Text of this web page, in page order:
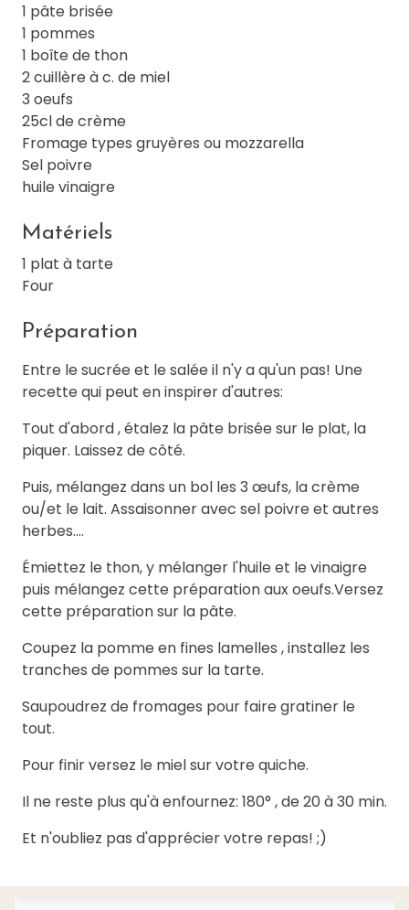
1 pâte brisée
1 pommes
1 boîte de thon
2 cuillère à c. de miel
3 oeufs
25cl de crème
Fromage types gruyères ou mozzarella
Sel poivre
huile vinaigre
Matériels
1 plat à tarte
Four
Préparation
Entre le sucrée et le salée il n'y a qu'un pas! Une
recette qui peut en inspirer d'autres:
Tout d'abord , étalez la pâte brisée sur le plat, la
piquer. Laissez de côté.
Puis, mélangez dans un bol les 3 œufs, la crème
ou/et le lait. Assaisonner avec sel poivre et autres
herbes....
Émiettez le thon, y mélanger l'huile et le vinaigre
puis mélangez cette préparation aux oeufs.Versez
cette préparation sur la pâte.
Coupez la pomme en fines lamelles , installez les
tranches de pommes sur la tarte.
Saupoudrez de fromages pour faire gratiner le
tout.
Pour finir versez le miel sur votre quiche.
Il ne reste plus qu'à enfournez: 180° , de 20 à 30 min.
Et n'oubliez pas d'apprécier votre repas! ;)